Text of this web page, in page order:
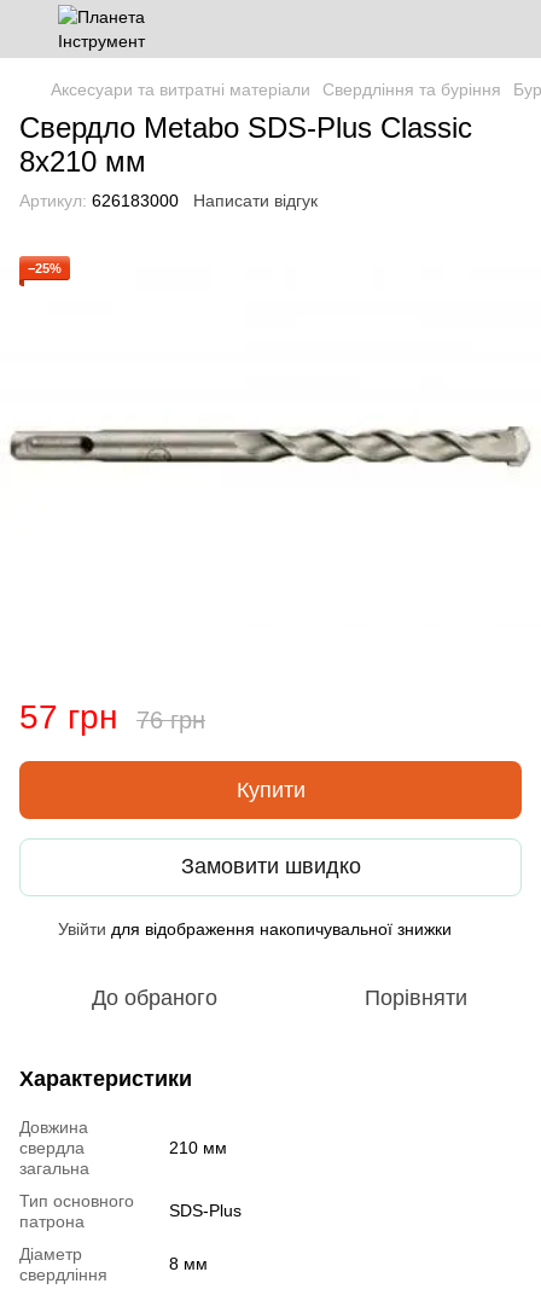
Аксесуари та витратні матеріали Свердління та буріння
Свердло Metabo SDS-Plus Classic
8x210 мм
Артикул: 626183000 Написати відгук
−25%
57 грн 76 грн
Купити
Замовити швидко
Увійти для відображення накопичувальної знижки
До обраного Порівняти
Характеристики
Довжина
свердла
загальна
210 мм
Тип основного
патрона
SDS-Plus
Діаметр
свердління
8 мм